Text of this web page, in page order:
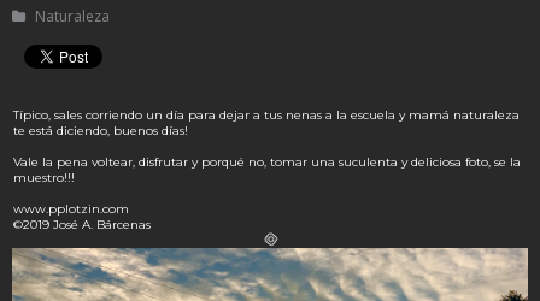
Naturaleza
Típico, sales corriendo un día para dejar a tus nenas a la escuela y mamá naturaleza
te está diciendo, buenos días!
Vale la pena voltear, disfrutar y porqué no, tomar una suculenta y deliciosa foto, se la
muestro!!!
www.pplotzin.com
©2019 José A. Bárcenas
